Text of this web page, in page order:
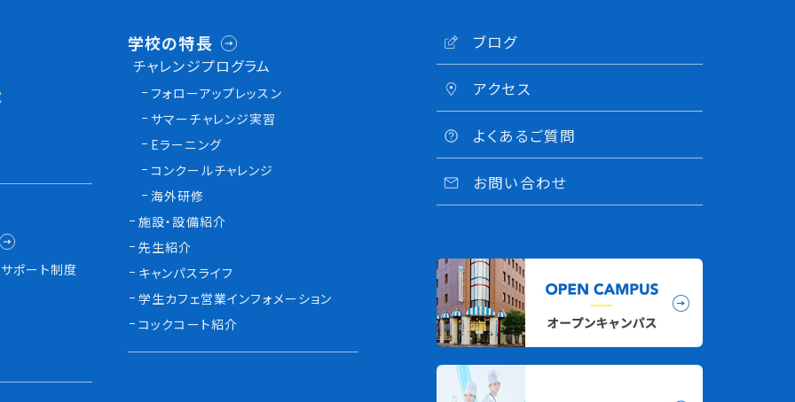
ポート制度
学校の特長
チャレンジプログラム
フォローアップレッスン
サマーチャレンジ実習
Eラーニング
コンクールチャレンジ
海外研修
施設・設備紹介
先生紹介
キャンパスライフ
学生カフェ営業インフォメーション
コックコート紹介
ブログ
アクセス
よくあるご質問
お問い合わせ